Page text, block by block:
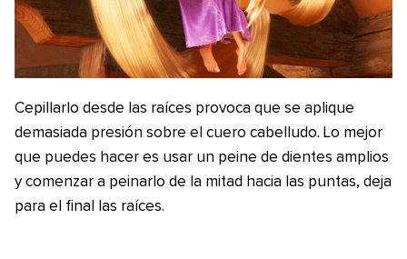
Cepillarlo desde las raíces provoca que se aplique
demasiada presión sobre el cuero cabelludo. Lo mejor
que puedes hacer es usar un peine de dientes amplios
y comenzar a peinarlo de la mitad hacia las puntas, deja
para el final las raíces.